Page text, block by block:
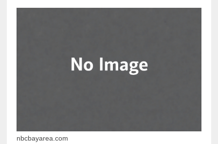
nbcbayarea.com